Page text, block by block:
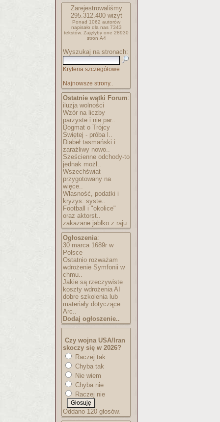
Zarejestrowaliśmy
295.312.400wizyt
Ponad 1062 autorów
napisało dla nas 7343
tekstów. Zajęłyby one 28930
stron A4
Wyszukaj na stronach:
Kryteria szczegółowe
Najnowsze strony..
Ostatnie wątki Forum:
iluzja wolności
Wzór na liczby
parzyste i nie par..
Dogmat o Trójcy
Świętej - próba l..
Diabeł tasmański i
zaraźliwy nowo..
Sześcienne odchody-to
jednak możl..
Wszechświat
przygotowany na
więce..
Własność, podatki i
kryzys: syste..
Football i "okolice"
oraz aktorst..
zakazane jabłko z raju
Ogłoszenia:
30 marca 1689r w
Polsce
Ostatnio rozważam
wdrożenie Symfonii w
chmu..
Jakie są rzeczywiste
koszty wdrożenia AI
dobre szkolenia lub
materiały dotyczące
Arc..
Dodaj ogłoszenie..
Czy wojna USA/Iran
skoczy się w 2026?
Raczej tak
Chyba tak
Nie wiem
Chyba nie
Raczej nie
Oddano 120 głosów.